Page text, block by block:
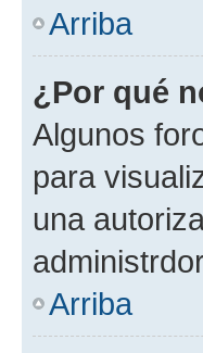
Arriba
¿Por qué
Algunos
para
una
Arriba